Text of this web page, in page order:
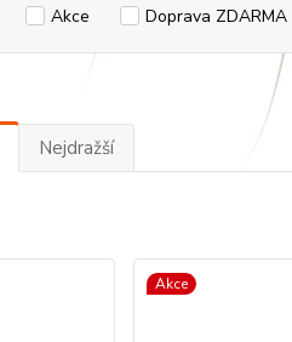
Akce Doprava ZDARMA
Nejdražší
Akce